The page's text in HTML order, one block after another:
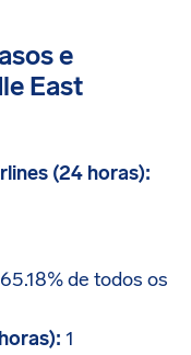
e
East
(24 horas):
de todos os
1